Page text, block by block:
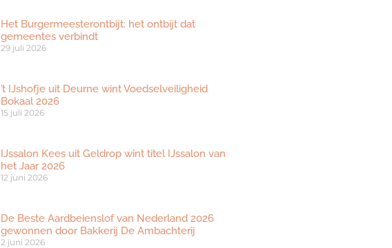
Het Burgermeesterontbijt: het ontbijt dat
gemeentes verbindt
29 juli 2026
’t IJshofje uit Deurne wint Voedselveiligheid
Bokaal 2026
15 juli 2026
IJssalon Kees uit Geldrop wint titel IJssalon van
het Jaar 2026
12 juni 2026
De Beste Aardbeienslof van Nederland 2026
gewonnen door Bakkerij De Ambachterij
2 juni 2026